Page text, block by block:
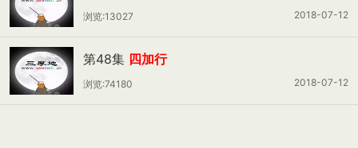
2018-07-12
浏览:13027
第48集 四加行
2018-07-12
浏览:74180